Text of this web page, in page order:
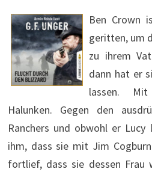
Ben Crown
geritten, um
zu ihrem
dann hat er
lassen.
Halunken. Gegen den
Ranchers und obwohl er
ihm, dass sie mit Jim
fortlief, dass sie dessen Frau